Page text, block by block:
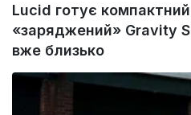
Lucid готує компактний
«заряджений» Gravity
вже близько